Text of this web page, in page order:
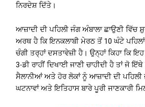
ਨਿਰਦੇਸ਼ ਦਿੱਤੇ।
ਆਜ਼ਾਦੀ ਦੀ ਪਹਿਲੀ ਜੰਗ ਅੰਬਾਲਾ ਛਾਉਣੀ ਵਿੱਚ
ਅਰਥ ਹੈ ਕਿ ਇਨਕਲਾਬੀ ਮੇਰਠ ਤੋਂ 10 ਘੰਟੇ
ਚੰਗੀ ਤਰ੍ਹਾਂ ਦਸਤਾਵੇਜ਼ੀ ਹੈ। ਉਨ੍ਹਾਂ ਕਿਹਾ ਕਿ
3-ਡੀ ਰਾਹੀਂ ਦਿਖਾਈ ਜਾਣੀ ਚਾਹੀਦੀ ਹੈ ਤਾਂ ਜੋ
ਸੈਲਾਨੀਆਂ ਅਤੇ ਹੋਰ ਲੋਕਾਂ ਨੂੰ ਆਜ਼ਾਦੀ ਦੀ
ਘਟਨਾਵਾਂ ਅਤੇ ਇਤਿਹਾਸ ਬਾਰੇ ਪੂਰੀ ਜਾਣਕਾਰੀ